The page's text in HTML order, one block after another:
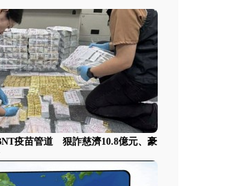
疫苗管道 狠詐慈濟10.8億元、豪